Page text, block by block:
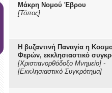
Μάκρη Νομού Έβρου
[Τόπος]
Η βυζαντινή Παναγία η
Φερών, εκκλησιαστικό
[Χριστιανορθόδοξο Μνημείο] -
[Εκκλησιαστικό Συγκρότημα]